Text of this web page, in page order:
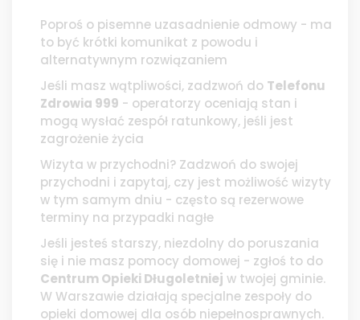
Poproś o pisemne uzasadnienie odmowy - ma
to być krótki komunikat z powodu i
alternatywnym rozwiązaniem
Jeśli masz wątpliwości, zadzwoń do Telefonu
Zdrowia 999 - operatorzy oceniają stan i
mogą wysłać zespół ratunkowy, jeśli jest
zagrożenie życia
Wizyta w przychodni? Zadzwoń do swojej
przychodni i zapytaj, czy jest możliwość wizyty
w tym samym dniu - często są rezerwowe
terminy na przypadki nagłe
Jeśli jesteś starszy, niezdolny do poruszania
się i nie masz pomocy domowej - zgłoś to do
Centrum Opieki Długoletniej w twojej gminie.
W Warszawie działają specjalne zespoły do
opieki domowej dla osób niepełnosprawnych.